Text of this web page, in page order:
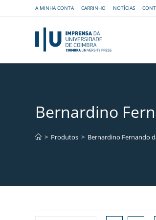
A MINHA CONTA CARRINHO NOTÍCIAS
Bernardino
> Produtos > Bernardino Fernando